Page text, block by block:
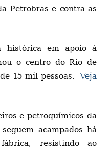
Petrobras e contra as
histórica em apoio à
o centro do Rio de
15 mil pessoas.Veja
e petroquímicos da
acampados há
resistindo ao